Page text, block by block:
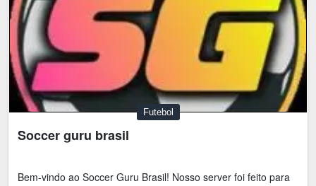
Futebol
Soccer guru brasil
Bem-vindo ao Soccer Guru Brasil! Nosso server foi feito para